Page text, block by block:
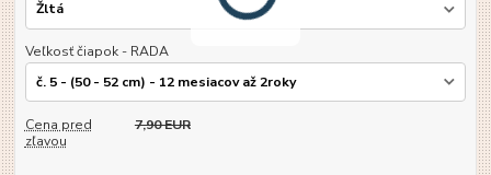
Veľkosť čiapok - RADA
Cena pred
zľavou
7,90 EUR